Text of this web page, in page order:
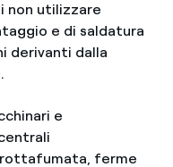
non utilizzare
e di saldatura
derivanti dalla
e
ferme